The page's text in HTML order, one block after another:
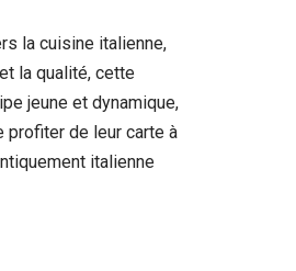
la cuisine italienne,
la qualité, cette
jeune et dynamique,
profiter de leur carte à
italienne